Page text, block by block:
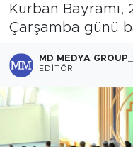
Kurban Bayramı,
Çarşamba günü
MD MEDYA GROUP_
EDITÖR
Adaklı-Kiğı
MD Prestij
Siyaset
Tüm Manşetler
Haber Arşivi